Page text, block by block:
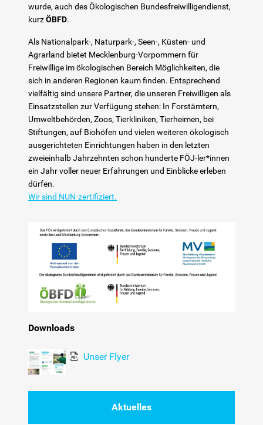
Über uns
Karriere
Kontakt
Newsletter
Netzwerk
Kinderschutz
Aktuelles
wurde, auch des Ökologischen Bundesfreiwilligendienst,
kurzÖBFD.
Als Nationalpark-, Naturpark-, Seen-, Küsten- und
Agrarland bietet Mecklenburg-Vorpommern für
Freiwillige im ökologischen Bereich Möglichkeiten, die
sich in anderen Regionen kaum finden. Entsprechend
vielfältig sind unsere Partner, die unseren Freiwilligen als
Einsatzstellen zur Verfügung stehen: In Forstämtern,
Umweltbehörden, Zoos, Tierkliniken, Tierheimen, bei
Stiftungen, auf Biohöfen und vielen weiteren ökologisch
ausgerichteten Einrichtungen haben in den letzten
zweieinhalb Jahrzehnten schon hunderte FÖJ-ler*innen
ein Jahr voller neuer Erfahrungen und Einblicke erleben
dürfen.
Wir sind NUN-zertifiziert.
Downloads
Unser Flyer